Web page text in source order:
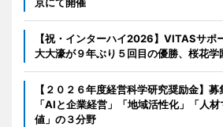
【祝・インターハイ2026】VITASサポ
大大濠が９年ぶり５回目の優勝、桜花学
【２０２６年度経営科学研究奨励金】
「AIと企業経営」「地域活性化」「人
値」の３分野